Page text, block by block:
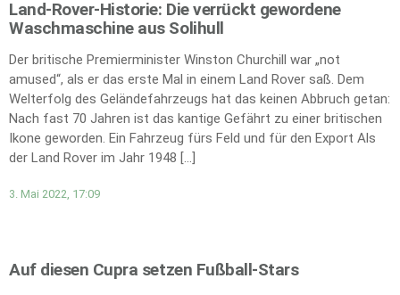
Land-Rover-Historie: Die verrückt gewordene
Waschmaschine aus Solihull
Der britische Premierminister Winston Churchill war „not
amused“, als er das erste Mal in einem Land Rover saß. Dem
Welterfolg des Geländefahrzeugs hat das keinen Abbruch getan:
Nach fast 70 Jahren ist das kantige Gefährt zu einer britischen
Ikone geworden. Ein Fahrzeug fürs Feld und für den Export Als
der Land Rover im Jahr 1948 […]
3. Mai 2022, 17:09
Auf diesen Cupra setzen Fußball-Stars